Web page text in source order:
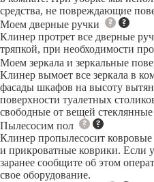
средства, не повреждающие
Моем дверные ручки
Клинер протрет все дверные
тряпкой, при необходимости
Моем зеркала и зеркальные
Клинер вымоет все зеркала в
фасады шкафов на высоту
поверхности туалетных
свободные от вещей
Пылесосим пол
Клинер пропылесосит
и прикроватные коврики. Если
заранее сообщите об этом
свое оборудование.